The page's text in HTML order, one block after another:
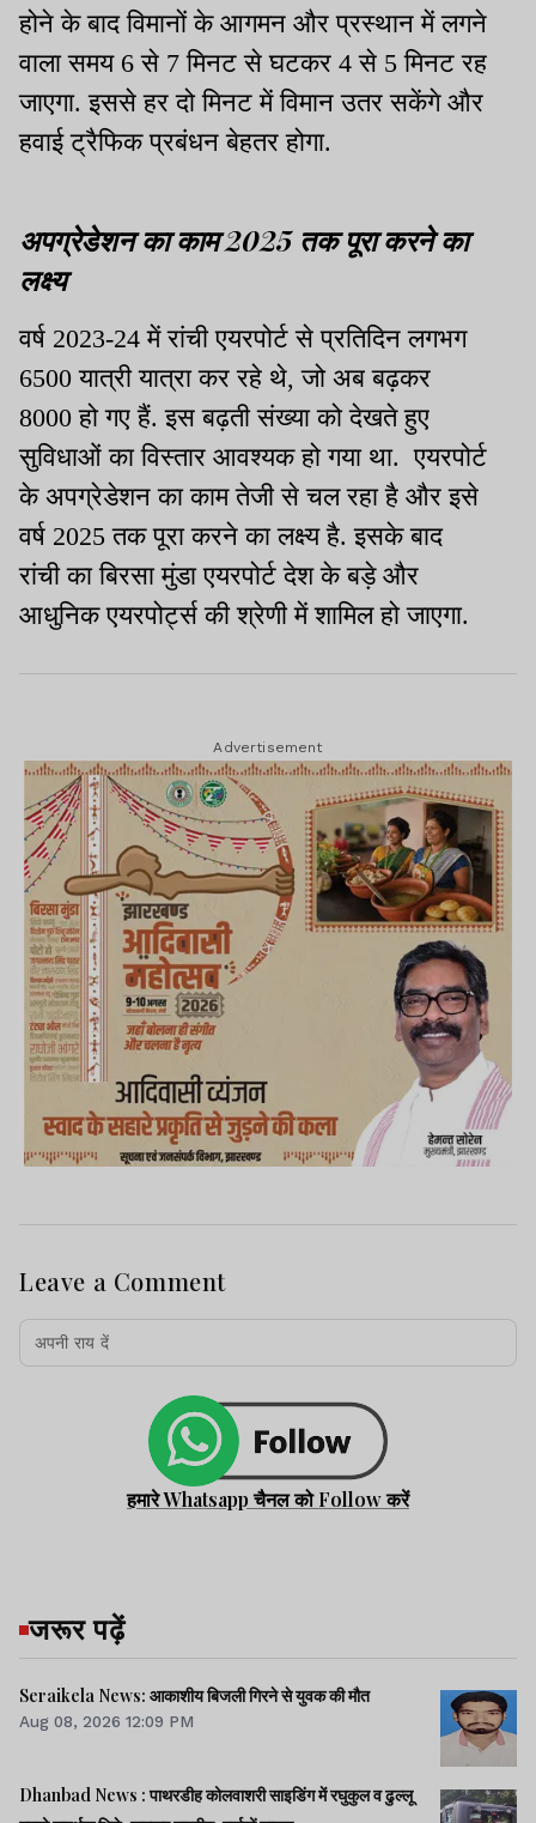
होने के बाद विमानों के आगमन और प्रस्थान में लगने
वाला समय 6 से 7 मिनट से घटकर 4 से 5 मिनट रह
जाएगा. इससे हर दो मिनट में विमान उतर सकेंगे और
हवाई ट्रैफिक प्रबंधन बेहतर होगा.
अपग्रेडेशन का काम 2025 तक पूरा करने का
लक्ष्य
वर्ष 2023-24 में रांची एयरपोर्ट से प्रतिदिन लगभग
6500 यात्री यात्रा कर रहे थे, जो अब बढ़कर
8000 हो गए हैं. इस बढ़ती संख्या को देखते हुए
सुविधाओं का विस्तार आवश्यक हो गया था. एयरपोर्ट
के अपग्रेडेशन का काम तेजी से चल रहा है और इसे
वर्ष 2025 तक पूरा करने का लक्ष्य है. इसके बाद
रांची का बिरसा मुंडा एयरपोर्ट देश के बड़े और
आधुनिक एयरपोर्ट्स की श्रेणी में शामिल हो जाएगा.
Advertisement
Leave a Comment
हमारे Whatsapp चैनल को Follow करें
जरूर पढ़ें
Seraikela News: आकाशीय बिजली गिरने से युवक की मौत
Aug 08, 2026 12:09 PM
Dhanbad News : पाथरडीह कोलवाशरी साइडिंग में रघुकुल व ढुल्लू